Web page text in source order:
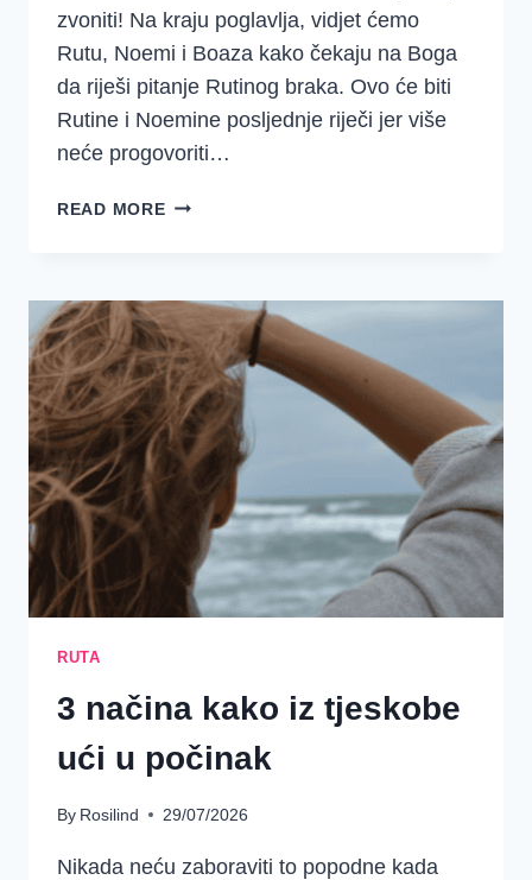
zvoniti! Na kraju poglavlja, vidjet ćemo
Rutu, Noemi i Boaza kako čekaju na Boga
da riješi pitanje Rutinog braka. Ovo će biti
Rutine i Noemine posljednje riječi jer više
neće progovoriti…
READ MORE4.
–
ČEKANJE
NA
GOSPODINA
RUTA
3 načina kako iz tjeskobe
ući u počinak
By Rosilind 29/07/2026
Nikada neću zaboraviti to popodne kada